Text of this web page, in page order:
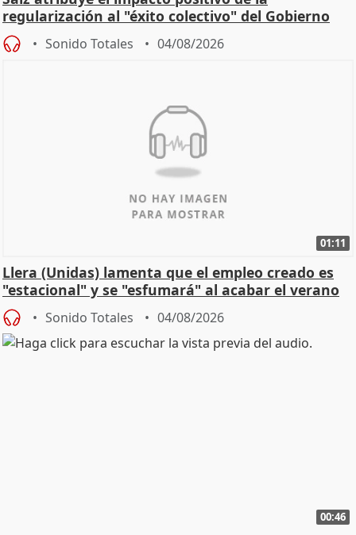
regularización al "éxito colectivo" del Gobierno
Sonido Totales 04/08/2026
01:11
Llera (Unidas) lamenta que el empleo creado es
"estacional" y se "esfumará" al acabar el verano
Sonido Totales 04/08/2026
00:46